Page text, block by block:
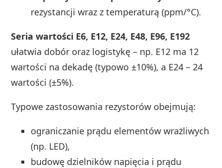
rezystancji wraz z temperaturą (ppm/°C).
Seria wartości E6, E12, E24, E48, E96, E192
ułatwia dobór oraz logistykę – np. E12 ma 12
wartości na dekadę (typowo ±10%), a E24 – 24
wartości (±5%).
Typowe zastosowania rezystorów obejmują:
ograniczanie prądu elementów wrażliwych
(np. LED),
budowę dzielników napięcia i prądu